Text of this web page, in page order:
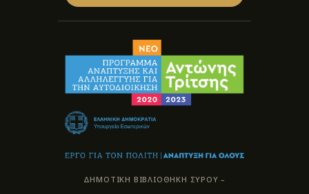
ΔΗΜΟΤΙΚΗ ΒΙΒΛΙΟΘΗΚΗ ΣΥΡΟΥ –